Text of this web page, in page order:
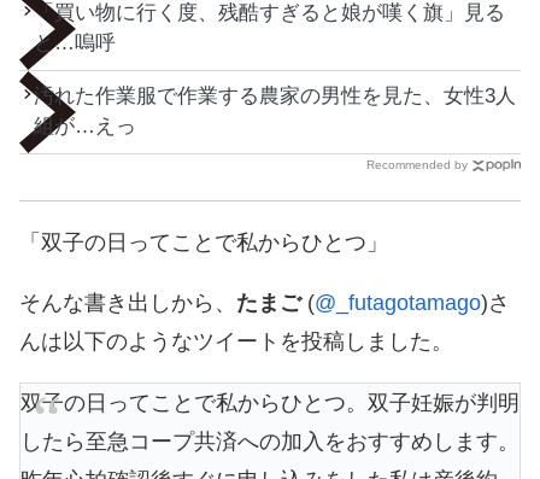
「買い物に行く度、残酷すぎると娘が嘆く旗」見る
と…嗚呼
汚れた作業服で作業する農家の男性を見た、女性3人
組が…えっ
Recommended by
「双子の日ってことで私からひとつ」
そんな書き出しから、 たまご(@_futagotamago)さ
んは以下のようなツイートを投稿しました。
双子の日ってことで私からひとつ。双子妊娠が判明
したら至急コープ共済への加入をおすすめします。